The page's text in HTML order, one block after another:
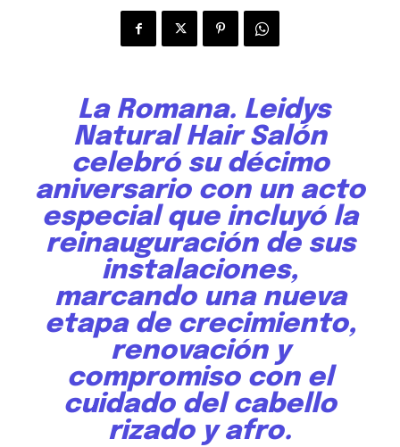
La Romana. Leidys
Natural Hair Salón
celebró su décimo
aniversario con un acto
especial que incluyó la
reinauguración de sus
instalaciones,
marcando una nueva
etapa de crecimiento,
renovación y
compromiso con el
cuidado del cabello
rizado y afro.